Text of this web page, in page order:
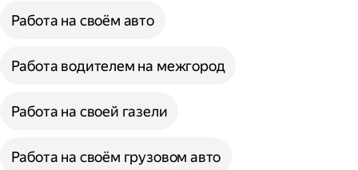
Работа на своём авто
Работа водителем на межгород
Работа на своей газели
Работа на своём грузовом авто